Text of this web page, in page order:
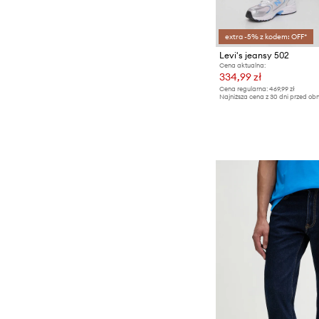
extra -5% z kodem: OFF*
Levi's jeansy 502
Cena aktualna:
334,99 zł
Cena regularna: 469,99 zł
Najniższa cena z 30 dni przed